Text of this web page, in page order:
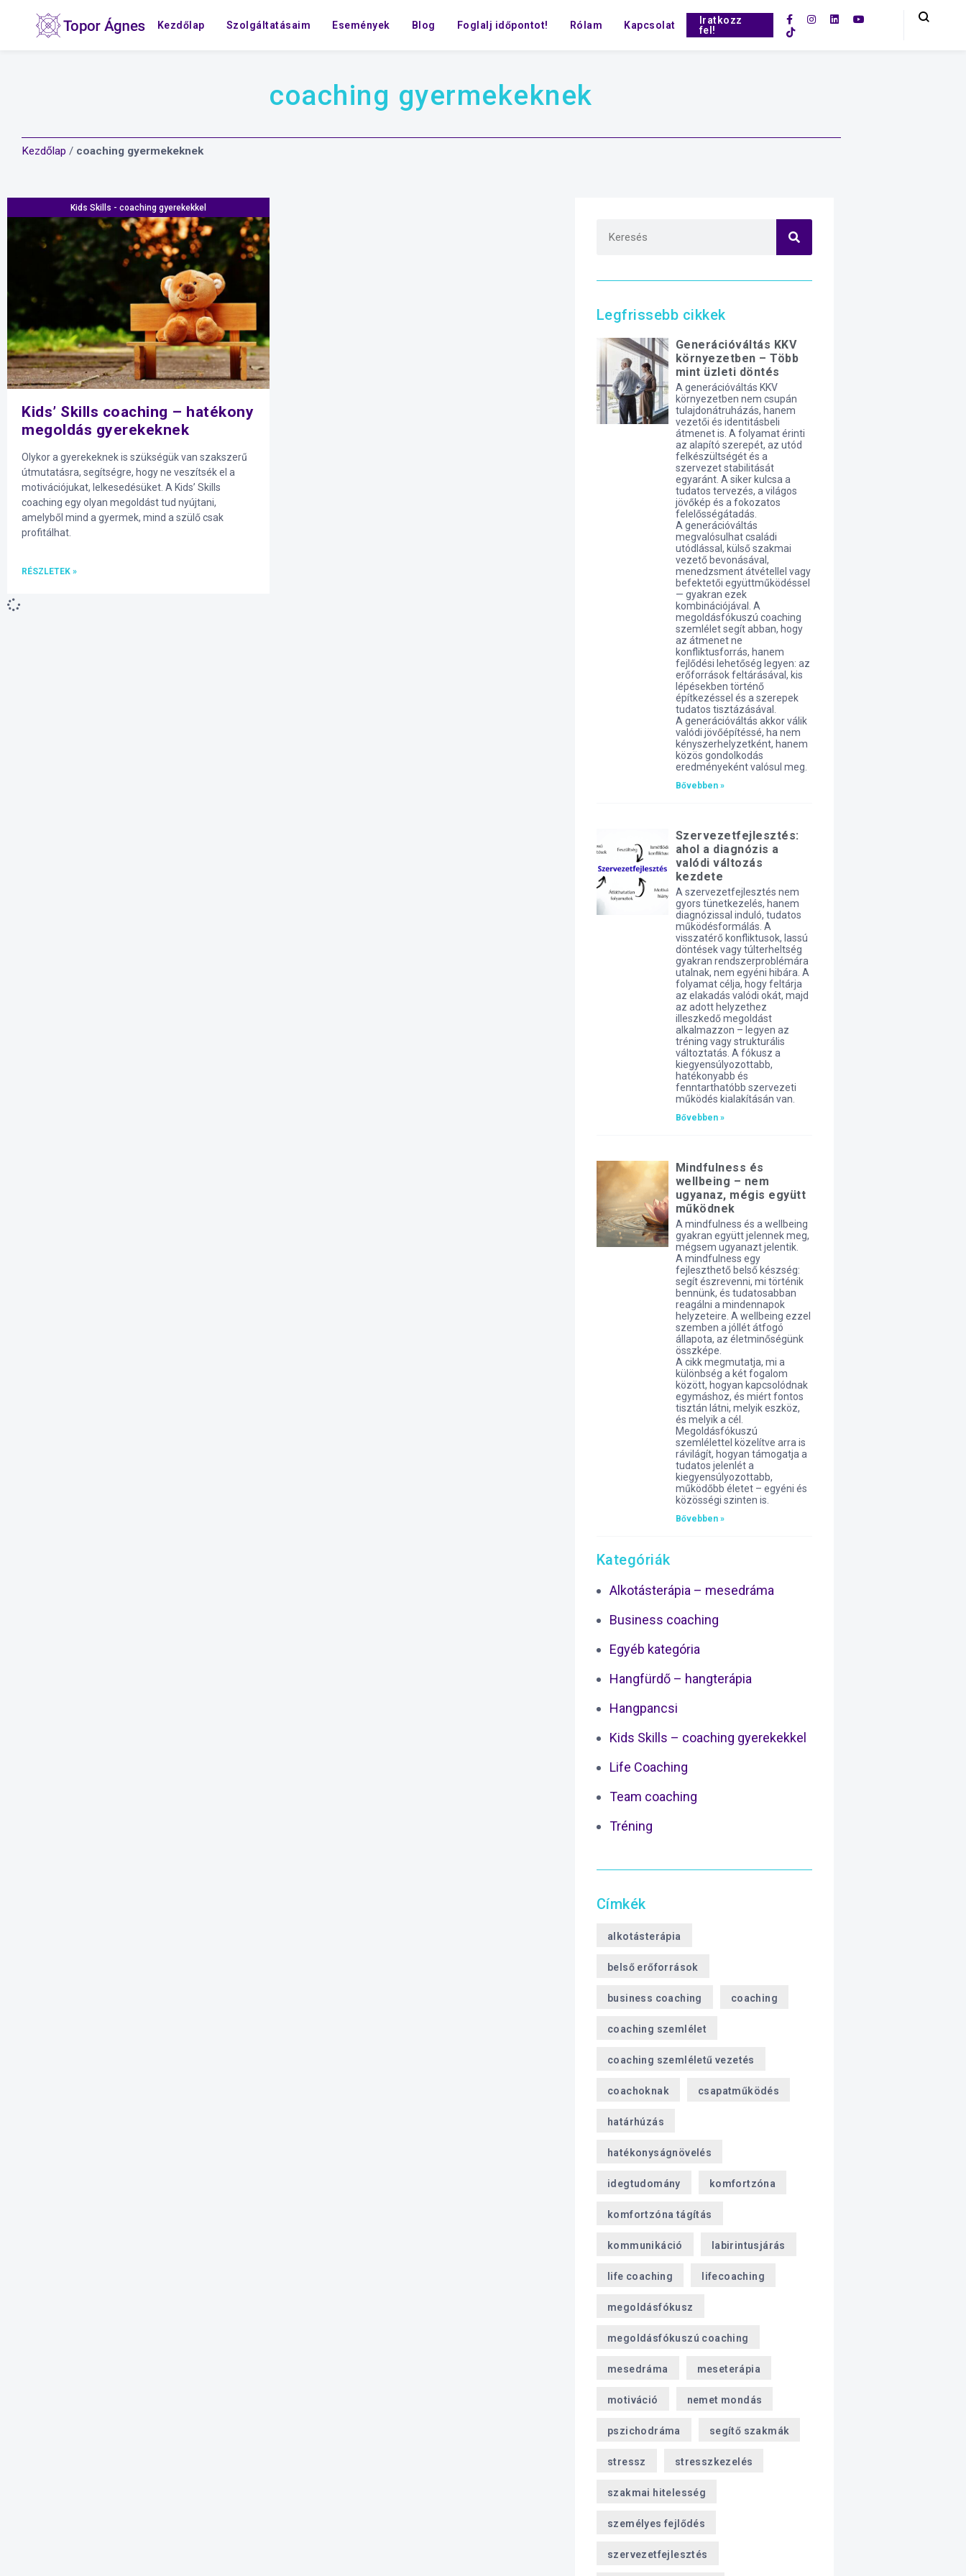
Kezdőlap Szolgáltatásaim Események Blog Foglalj időpontot! Rólam Kapcsolat
Iratkozz
fel!
coaching gyermekeknek
Kezdőlap / coaching gyermekeknek
Kids Skills - coaching gyerekekkel
Kids’ Skills coaching – hatékony
megoldás gyerekeknek
Olykor a gyerekeknek is szükségük van szakszerű
útmutatásra, segítségre, hogy ne veszítsék el a
motivációjukat, lelkesedésüket. A Kids’ Skills
coaching egy olyan megoldást tud nyújtani,
amelyből mind a gyermek, mind a szülő csak
profitálhat.
RÉSZLETEK »
Legfrissebb cikkek
Generációváltás KKV
környezetben – Több
mint üzleti döntés
A generációváltás KKV
környezetben nem csupán
tulajdonátruházás, hanem
vezetői és identitásbeli
átmenet is. A folyamat érinti
az alapító szerepét, az utód
felkészültségét és a
szervezet stabilitását
egyaránt. A siker kulcsa a
tudatos tervezés, a világos
jövőkép és a fokozatos
felelősségátadás.
A generációváltás
megvalósulhat családi
utódlással, külső szakmai
vezető bevonásával,
menedzsment átvétellel vagy
befektetői együttműködéssel
— gyakran ezek
kombinációjával. A
megoldásfókuszú coaching
szemlélet segít abban, hogy
az átmenet ne
konfliktusforrás, hanem
fejlődési lehetőség legyen: az
erőforrások feltárásával, kis
lépésekben történő
építkezéssel és a szerepek
tudatos tisztázásával.
A generációváltás akkor válik
valódi jövőépítéssé, ha nem
kényszerhelyzetként, hanem
közös gondolkodás
eredményeként valósul meg.
Bővebben »
Szervezetfejlesztés:
ahol a diagnózis a
valódi változás
kezdete
A szervezetfejlesztés nem
gyors tünetkezelés, hanem
diagnózissal induló, tudatos
működésformálás. A
visszatérő konfliktusok, lassú
döntések vagy túlterheltség
gyakran rendszerproblémára
utalnak, nem egyéni hibára. A
folyamat célja, hogy feltárja
az elakadás valódi okát, majd
az adott helyzethez
illeszkedő megoldást
alkalmazzon – legyen az
tréning vagy strukturális
változtatás. A fókusz a
kiegyensúlyozottabb,
hatékonyabb és
fenntarthatóbb szervezeti
működés kialakításán van.
Bővebben »
Mindfulness és
wellbeing – nem
ugyanaz, mégis együtt
működnek
A mindfulness és a wellbeing
gyakran együtt jelennek meg,
mégsem ugyanazt jelentik.
A mindfulness egy
fejleszthető belső készség:
segít észrevenni, mi történik
bennünk, és tudatosabban
reagálni a mindennapok
helyzeteire. A wellbeing ezzel
szemben a jóllét átfogó
állapota, az életminőségünk
összképe.
A cikk megmutatja, mi a
különbség a két fogalom
között, hogyan kapcsolódnak
egymáshoz, és miért fontos
tisztán látni, melyik eszköz,
és melyik a cél.
Megoldásfókuszú
szemlélettel közelítve arra is
rávilágít, hogyan támogatja a
tudatos jelenlét a
kiegyensúlyozottabb,
működőbb életet – egyéni és
közösségi szinten is.
Bővebben »
Kategóriák
Alkotásterápia – mesedráma
Business coaching
Egyéb kategória
Hangfürdő – hangterápia
Hangpancsi
Kids Skills – coaching gyerekekkel
Life Coaching
Team coaching
Tréning
Címkék
alkotásterápia
belső erőforrások
business coaching coaching
coaching szemlélet
coaching szemléletű vezetés
coachoknak csapatműködés
határhúzás
hatékonyságnövelés
idegtudomány komfortzóna
komfortzóna tágítás
kommunikáció labirintusjárás
life coaching lifecoaching
megoldásfókusz
megoldásfókuszú coaching
mesedráma meseterápia
motiváció nemet mondás
pszichodráma segítő szakmák
stressz stresszkezelés
szakmai hitelesség
személyes fejlődés
szervezetfejlesztés